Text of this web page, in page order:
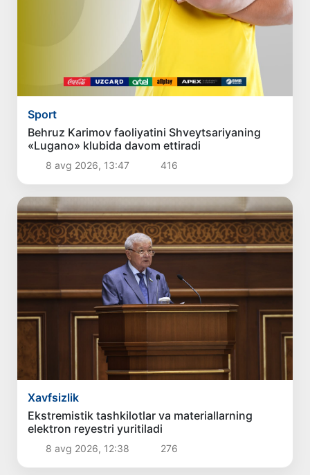
Sport
Behruz Karimov faoliyatini Shveytsariyaning
«Lugano» klubida davom ettiradi
8 avg 2026, 13:47 416
Xavfsizlik
Ekstremistik tashkilotlar va materiallarning
elektron reyestri yuritiladi
8 avg 2026, 12:38 276